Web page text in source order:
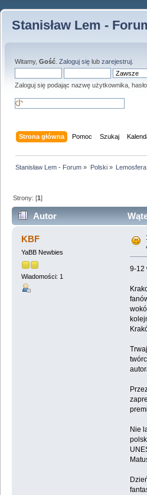
Stanisław Lem -
Witamy, Gość Zaloguj się lub zarejestruj
Zaloguj się podając nazwę użytkownika,
Strona główna Pomoc Szukaj
Stanisław Lem - Forum » Polski» Lemosfera
Strony: [1]
Autor
KBF
YaBB Newbies
Wiadomości: 1
9-12
Nie